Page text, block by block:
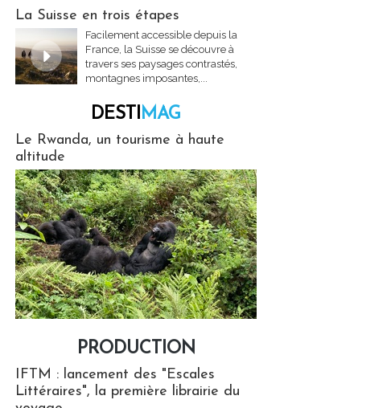
La Suisse en trois étapes
Facilement accessible depuis la
France, la Suisse se découvre à
travers ses paysages contrastés,
montagnes imposantes,...
DESTIMAG
Le Rwanda, un tourisme à haute
altitude
PRODUCTION
IFTM : lancement des "Escales
Littéraires", la première librairie du